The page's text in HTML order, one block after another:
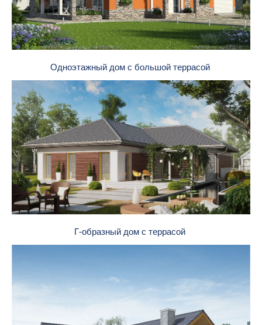
Одноэтажный дом с большой террасой
Г-образный дом с террасой